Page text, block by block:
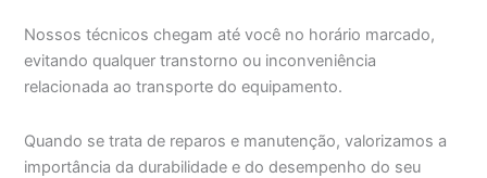
Nossos técnicos chegam até você no horário marcado,
evitando qualquer transtorno ou inconveniência
relacionada ao transporte do equipamento.
Quando se trata de reparos e manutenção, valorizamos a
importância da durabilidade e do desempenho do seu